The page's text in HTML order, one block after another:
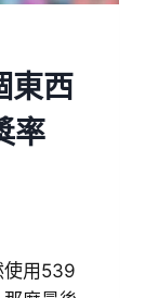
東西
率
使用539